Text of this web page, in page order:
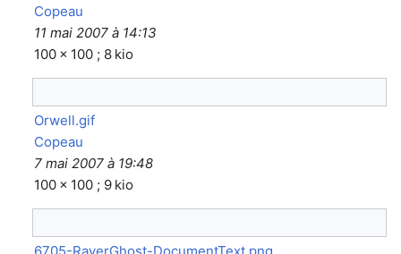
Copeau
11 mai 2007 à 14:13
100 × 100 ; 8 kio
Orwell.gif
Copeau
7 mai 2007 à 19:48
100 × 100 ; 9 kio